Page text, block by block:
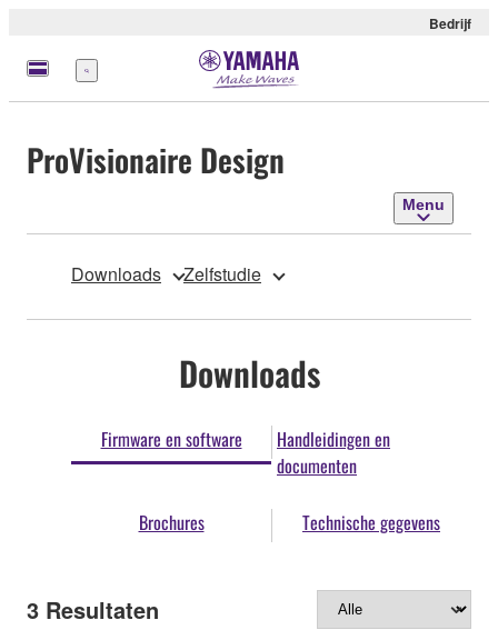
Bedrijf
Menu
ProVisionaire Design
Menu
Downloads Zelfstudie
Downloads
Firmware en software
Handleidingen en
documenten
Brochures Technische gegevens
3 Resultaten